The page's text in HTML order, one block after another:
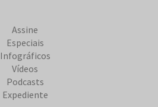
Assine
Especiais
Infográficos
Vídeos
Podcasts
Expediente